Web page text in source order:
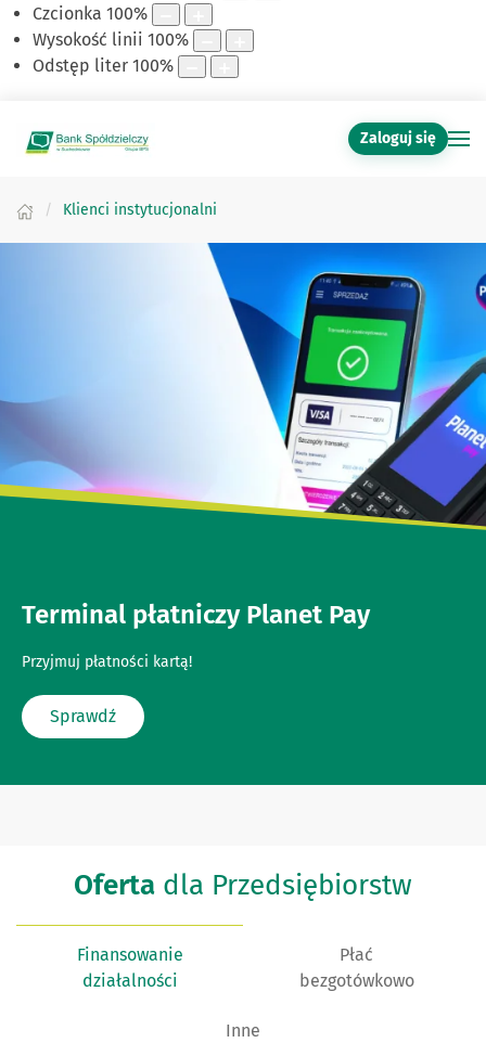
Czcionka 100%
Wysokość linii 100%
Odstęp liter 100%
Zaloguj się
Klienci instytucjonalni
Zapoznaj się z naszą ofertą dla
Terminal płatniczy Planet Pay
Przyjmuj płatności kartą!
Sprawdź
Oferta dla Przedsiębiorstw
Finansowanie
działalności
Płać
bezgotówkowo
Inne